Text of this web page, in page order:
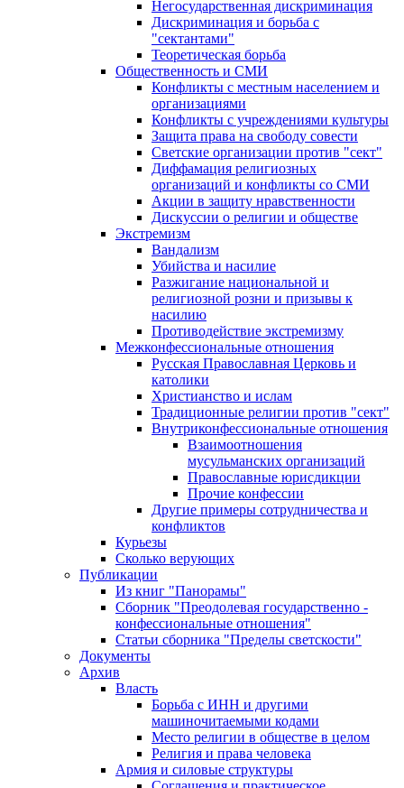
Негосударственная дискриминация
Дискриминация и борьба с
"сектантами"
Теоретическая борьба
Общественность и СМИ
Конфликты с местным населением и
организациями
Конфликты с учреждениями культуры
Защита права на свободу совести
Светские организации против "сект"
Диффамация религиозных
организаций и конфликты со СМИ
Акции в защиту нравственности
Дискуссии о религии и обществе
Экстремизм
Вандализм
Убийства и насилие
Разжигание национальной и
религиозной розни и призывы к
насилию
Противодействие экстремизму
Межконфессиональные отношения
Русская Православная Церковь и
католики
Христианство и ислам
Традиционные религии против "сект"
Внутриконфессиональные отношения
Взаимоотношения
мусульманских организаций
Православные юрисдикции
Прочие конфессии
Другие примеры сотрудничества и
конфликтов
Курьезы
Сколько верующих
Публикации
Из книг "Панорамы"
Сборник "Преодолевая государственно -
конфессиональные отношения"
Статьи сборника "Пределы светскости"
Документы
Архив
Власть
Борьба с ИНН и другими
машиночитаемыми кодами
Место религии в обществе в целом
Религия и права человека
Армия и силовые структуры